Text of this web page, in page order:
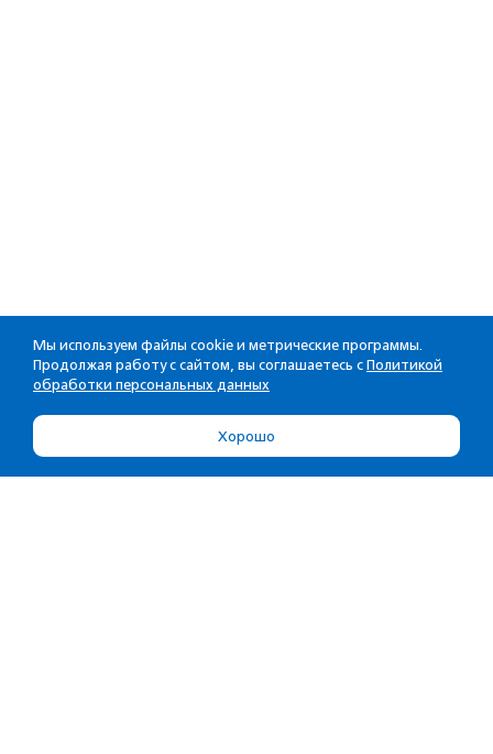
Мы используем файлы cookie и метрические программы.
Продолжая работу с сайтом, вы соглашаетесь с Политикой
обработки персональных данных
Хорошо